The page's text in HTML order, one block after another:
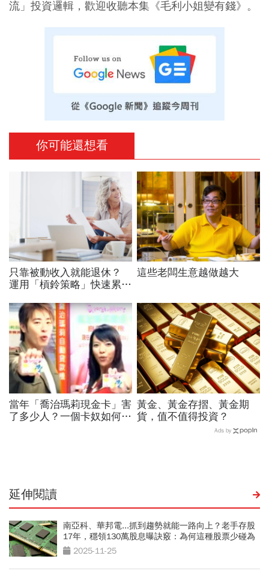
流」投資邏輯，歡迎收聽本集《毛利小姐變有錢》。
你可能還想看
只靠被動收入就能退休？
運用「槓鈴策略」快速累積
這些老闆生意越做越大
當年「喬治瑪莉現金卡」害
了多少人？一個卡奴如何把
黃金、黃金存摺、黃金期
貨，值不值得投資？
Ads by
延伸閱讀
南亞科、華邦電...抓到趨勢就能一路向上？老手存股
17年，穩領130萬股息曝訣竅：為何這種股票少碰為
妙 2025-11-25